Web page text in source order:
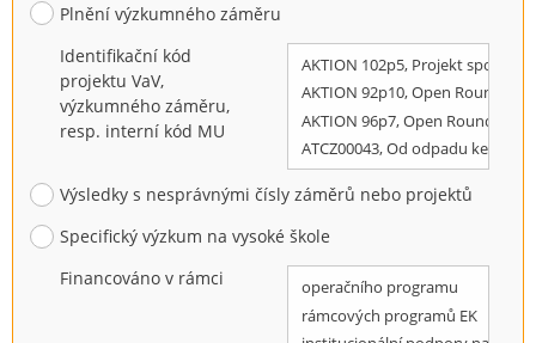
Plnění výzkumného záměru
Identifikační kód
projektu VaV,
výzkumného záměru,
resp. interní kód MU
Výsledky s nesprávnými čísly záměrů nebo projektů
Specifický výzkum na vysoké škole
Financováno v rámci